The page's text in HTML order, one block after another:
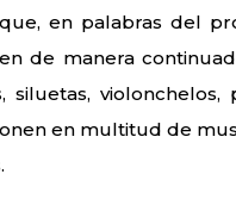
en palabras del
de manera
violonchelos,
en multitud de